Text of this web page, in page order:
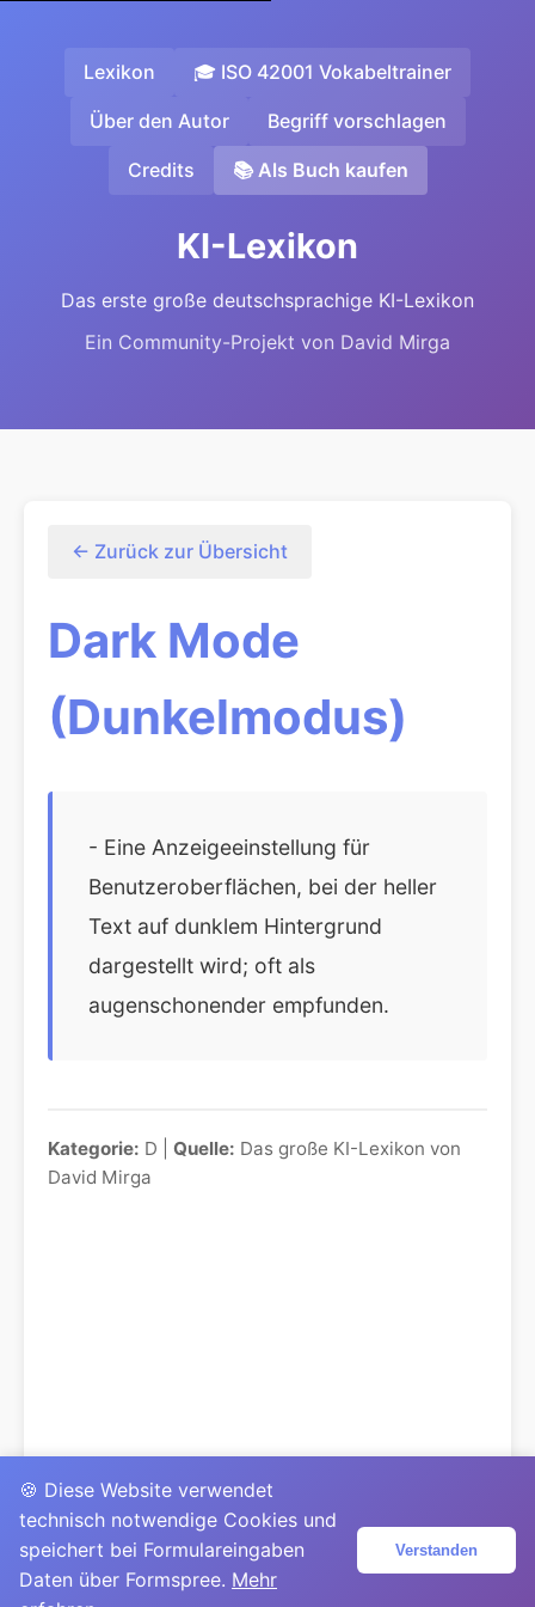
Lexikon 🎓 ISO 42001 Vokabeltrainer
Über den Autor Begriff vorschlagen
Credits 📚 Als Buch kaufen
KI-Lexikon
Das erste große deutschsprachige KI-Lexikon
Ein Community-Projekt von David Mirga
← Zurück zur Übersicht
Dark Mode
(Dunkelmodus)
- Eine Anzeigeeinstellung für
Benutzeroberflächen, bei der heller
Text auf dunklem Hintergrund
dargestellt wird; oft als
augenschonender empfunden.
Kategorie: D | Quelle: Das große KI-Lexikon von
David Mirga
🍪 Diese Website verwendet
technisch notwendige Cookies und
speichert bei Formulareingaben
Daten über Formspree. Mehr
Verstanden